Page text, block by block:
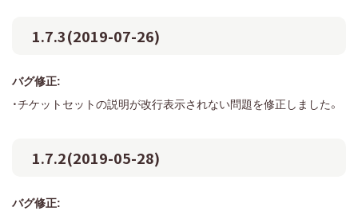
1.7.3(2019-07-26)
バグ修正:
・チケットセットの説明が改行表示されない問題を修正しました。
1.7.2(2019-05-28)
バグ修正: